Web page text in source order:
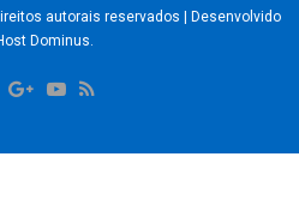
autorais reservados | Desenvolvido
Dominus.